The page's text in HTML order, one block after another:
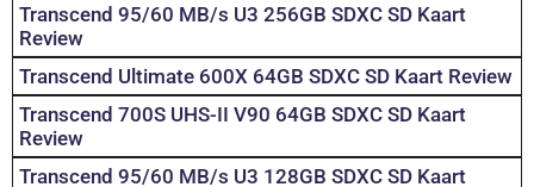
Transcend 95/60 MB/s U3 256GB SDXC SD Kaart
Review
Transcend Ultimate 600X 64GB SDXC SD Kaart Review
Transcend 700S UHS-II V90 64GB SDXC SD Kaart
Review
Transcend 95/60 MB/s U3 128GB SDXC SD Kaart